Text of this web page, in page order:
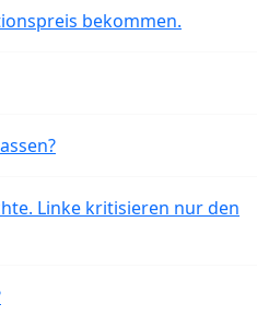
bekommen.
Linke kritisieren nur den